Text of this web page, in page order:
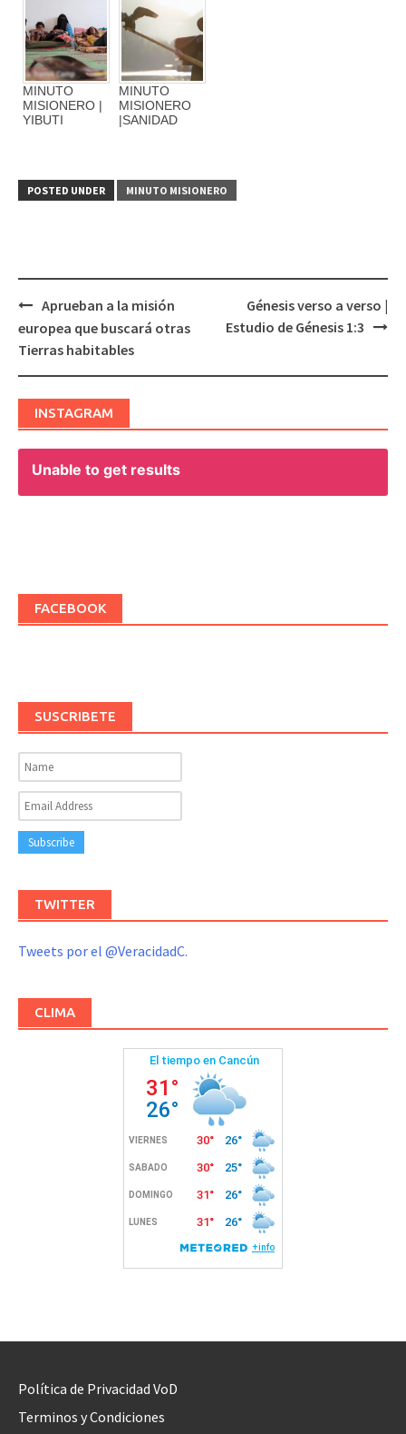
MINUTO
MISIONERO |
YIBUTI
MINUTO
MISIONERO
|SANIDAD
POSTED UNDER MINUTO MISIONERO
Post
navigation
Aprueban a la misión
europea que buscará otras
Tierras habitables
Génesis verso a verso |
Estudio de Génesis 1:3
INSTAGRAM
Unable to get results
FACEBOOK
SUSCRIBETE
TWITTER
Tweets por el @VeracidadC.
CLIMA
Política de Privacidad VoD
Terminos y Condiciones